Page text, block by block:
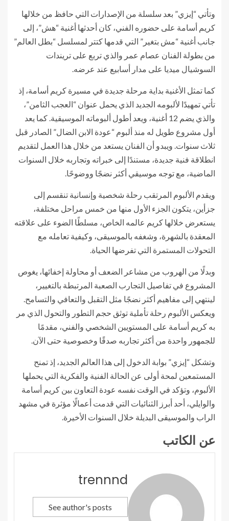
وتأتي “إيزي” بعد سلسلة من الإصدارات التي حافظ من خلالها
كريم أسامة على حضوره الفني، كان أحدثها أغنية “هش”، إلى
جانب أغنية “مش بتغير” التي قدمها كتتر لمسلسل “بطل العالم”
من بطولة الفنان عصام عمر والذي تربع على تريندات
السوشيال ميديا على مدار أسابيع عند عرضه.
كما تمثل الأغنية بداية مرحلة جديدة في مسيرة كريم أسامة، إذ
تأتي تمهيدًا لألبومه الجديد الذي يحمل عنوان “العجب الثامن”،
والذي يضم 12 أغنية، ويعد أطول ألبوماته الموسيقية. كما يعد
أول مشروع طويل له منذ ألبوم “عودة الابن الضال” الصادر قبل
ثلاث سنوات. ويبدو أن الفنان يستعد من خلال هذا العمل لتقديم
انطلاقة فنية جديدة، مستندًا إلى خبراته وتجاربه خلال السنوات
الماضية، مع توجه موسيقي أكثر نضجًا ووضوحًا.
ويقدم الألبوم المرتقب رحلة شخصية وإنسانية تنقسم إلى
جزأين، يتكون الجزء الأول منها من خمس مراحل مختلفة،
يستعرض خلالها كريم عالمه الخاص، مسلطًا الضوء على علاقته
المعقدة بالشهرة، وشغفه بالموسيقى، وكيفية تعامله مع
التحولات المستمرة التي تفرضها الحياة.
وبدلًا من الهروب من مشاعر الضعف أو محاولة إخفائها، يغوص
المشروع في تفاصيل التجارب الصعبة المرتبطة بالتغيير،
لينتهي إلى مفاهيم أكثر نضجًا مثل التقبل والتعافي والتسامح.
ويعكس الألبوم رحلة تأملية توثق حجم التطور والتحول الذي مر
به كريم أسامة على المستويين الشخصي والفني، مقدمًا
للجمهور واحدة من أكثر تجاربه صدقًا وخصوصية حتى الآن.
وتشكل “إيزي” بوابة الدخول إلى هذا العالم الجديد، إذ تمنح
المستمعين لمحة أولى عن الحالة الفنية والفكرية التي يحملها
الألبوم، وتؤكد في الوقت نفسه عودة التعاون بين كريم أسامة
والوايلي، أحد أبرز الثنائيات التي قدمت أعمالًا مؤثرة في مشهد
الراب والموسيقى البديلة خلال السنوات الأخيرة.
عن الكاتب
trennnd
See author's posts